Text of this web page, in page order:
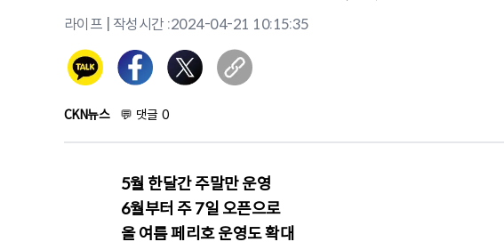
라이프 | 작성시간 :2024-04-21 10:15:35
CKN뉴스 💬 댓글 0
5월 한달간 주말만 운영
6월부터 주 7일 오픈으로
올 여름 페리호 운영도 확대